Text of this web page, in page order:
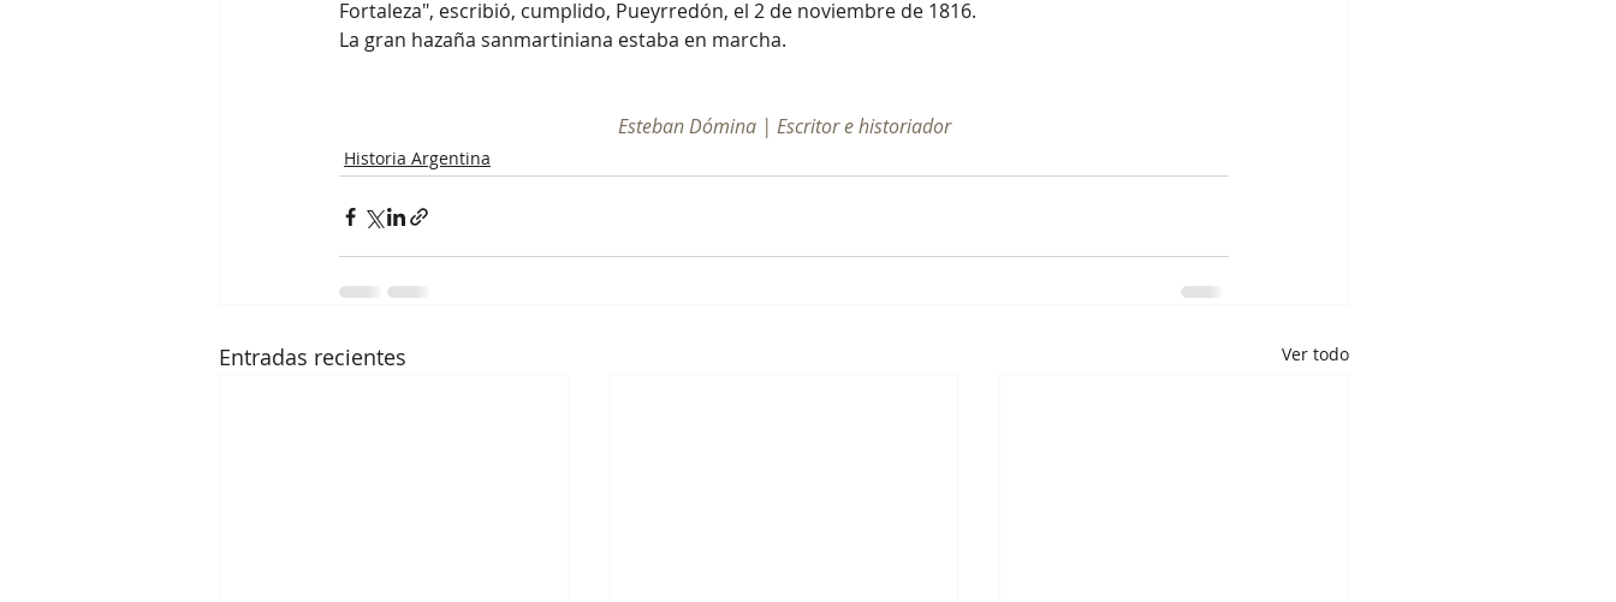
Fortaleza", escribió, cumplido, Pueyrredón, el 2 de noviembre de 1816.
La gran hazaña sanmartiniana estaba en marcha.
Esteban Dómina | Escritor e historiador
Historia Argentina
Entradas recientes Ver todo